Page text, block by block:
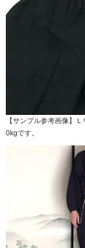
【サンプル参考画像】
0kgです。